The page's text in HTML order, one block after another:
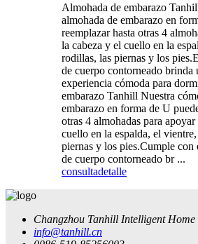
Almohada de embarazo
almohada de embarazo en
reemplazar hasta otras 4
la cabeza y el cuello en la
rodillas, las piernas y los
de cuerpo contorneado brinda
experiencia cómoda para
embarazo Tanhill Nuestra
embarazo en forma de U
otras 4 almohadas para
cuello en la espalda, el
piernas y los pies.Cumple con
de cuerpo contorneado br ...
consultadetalle
Changzhou Tanhill Intelligent
info@tanhill.cn